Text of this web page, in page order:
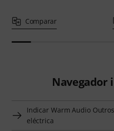
Comparar
Navegador
Indicar Warm Audio
eléctrica